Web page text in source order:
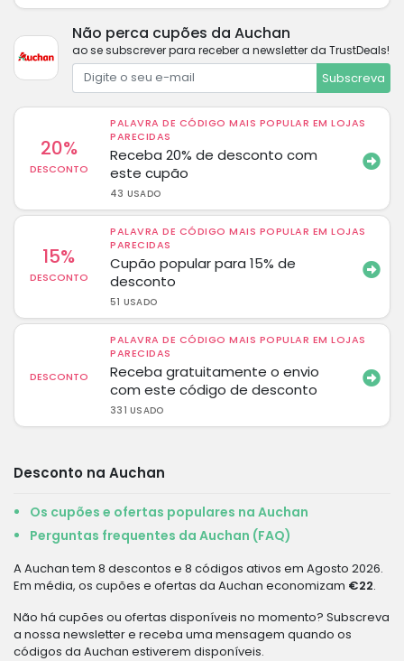
Não perca cupões da Auchan
ao se subscrever para receber a newsletter da TrustDeals!
Subscreva
20%
DESCONTO
PALAVRA DE CÓDIGO MAIS POPULAR EM LOJAS
PARECIDAS
Receba 20% de desconto com
este cupão
43 USADO
15%
DESCONTO
PALAVRA DE CÓDIGO MAIS POPULAR EM LOJAS
PARECIDAS
Cupão popular para 15% de
desconto
51 USADO
DESCONTO
PALAVRA DE CÓDIGO MAIS POPULAR EM LOJAS
PARECIDAS
Receba gratuitamente o envio
com este código de desconto
331 USADO
Desconto na Auchan
Os cupões e ofertas populares na Auchan
Perguntas frequentes da Auchan (FAQ)
A Auchan tem 8 descontos e 8 códigos ativos em Agosto 2026.
Em média, os cupões e ofertas da Auchan economizam €22.
Não há cupões ou ofertas disponíveis no momento? Subscreva
a nossa newsletter e receba uma mensagem quando os
códigos da Auchan estiverem disponíveis.